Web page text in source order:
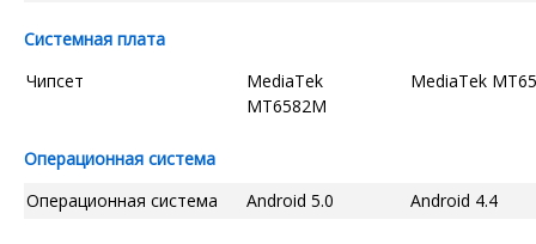
Системная плата
Чипсет
MediaTek
MT6582M
MediaTek
Операционная система
Операционная система
Android 5.0 Android 4.4